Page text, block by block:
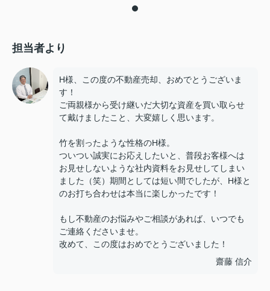
担当者より
H様、この度の不動産売却、おめでとうございま
す！
ご両親様から受け継いだ大切な資産を買い取らせ
て戴けましたこと、大変嬉しく思います。
竹を割ったような性格のH様。
ついつい誠実にお応えしたいと、普段お客様へは
お見せしないような社内資料をお見せしてしまい
ました（笑）期間としては短い間でしたが、H様と
のお打ち合わせは本当に楽しかったです！
もし不動産のお悩みやご相談があれば、いつでも
ご連絡くださいませ。
改めて、この度はおめでとうございました！
齋藤 信介